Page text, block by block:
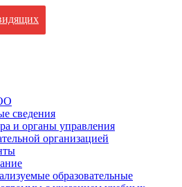
сведения
и органы управления
организацией
образовательные